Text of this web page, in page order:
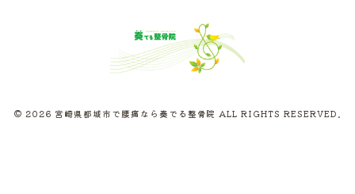
© 2026 宮崎県都城市で腰痛なら奏でる整骨院 ALL RIGHTS RESERVED.